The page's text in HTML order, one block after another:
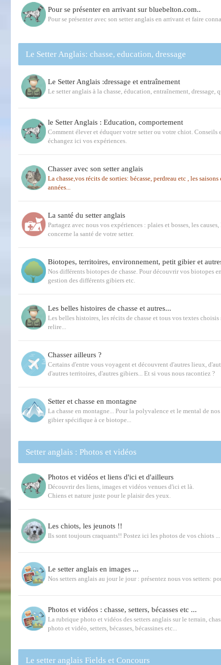
Pour se présenter en arrivant sur bluebelton.com..
Pour se présenter avec son setter anglais en arrivant et faire
Le Setter Anglais: chasse, education, dressage
Le Setter Anglais :dressage et entraînement
Le setter anglais à la chasse, éducation, entraînement, dressage,
le Setter Anglais : Education, comportement
Comment élever et éduquer votre setter ou votre chiot. Conseils
échangez ici vos expériences.
Chasser avec son setter anglais
La chasse,vos récits de sorties: bécasse, perdreau etc , les saisons
années...
La santé du setter anglais
Partagez avec nous vos expériences : plaies et bosses, les
concerne la santé de votre setter.
Biotopes, territoires, environnement, petit gibier et
Nos différents biotopes de chasse. Pour découvrir vos biotopes
gestion des différents gibiers etc.
Les belles histoires de chasse et autres...
Les belles histoires, les récits de chasse et tous vos textes
relire...
Chasser ailleurs ?
Certains d'entre vous voyagent et découvrent d'autres lieux,
d'autres territoires, d'autres gibiers... Et si vous nous racontiez ?
Setter et chasse en montagne
La chasse en montagne... Pour la polyvalence et le mental de
gibier spécifique à ce biotope...
Setter anglais : Photos et vidéos
Photos et vidéos et liens d'ici et d'ailleurs
Découvrir des liens, images et vidéos venues d'ici et là.
Chiens et nature juste pour le plaisir des yeux.
Les chiots, les jeunots !!
Ils sont toujours craquants!! Postez ici les photos de vos chiots
Le setter anglais en images ...
Nos setters anglais au jour le jour : présentez nous vos setters:
Photos et vidéos : chasse, setters, bécasses etc ...
La rubrique photo et vidéos des setters anglais sur le terrain,
photo et vidéo, setters, bécasses, bécassines etc...
Le setter anglais Fields et Concours